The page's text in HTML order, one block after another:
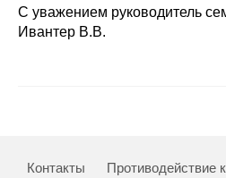
О журнале
С уважением руководитель
Ивантер В.В.
Контакты Противодействие